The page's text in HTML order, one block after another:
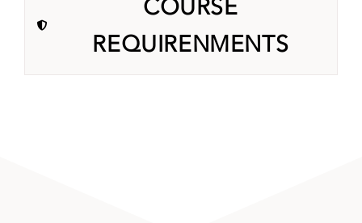
COURSE
REQUIRENMENTS